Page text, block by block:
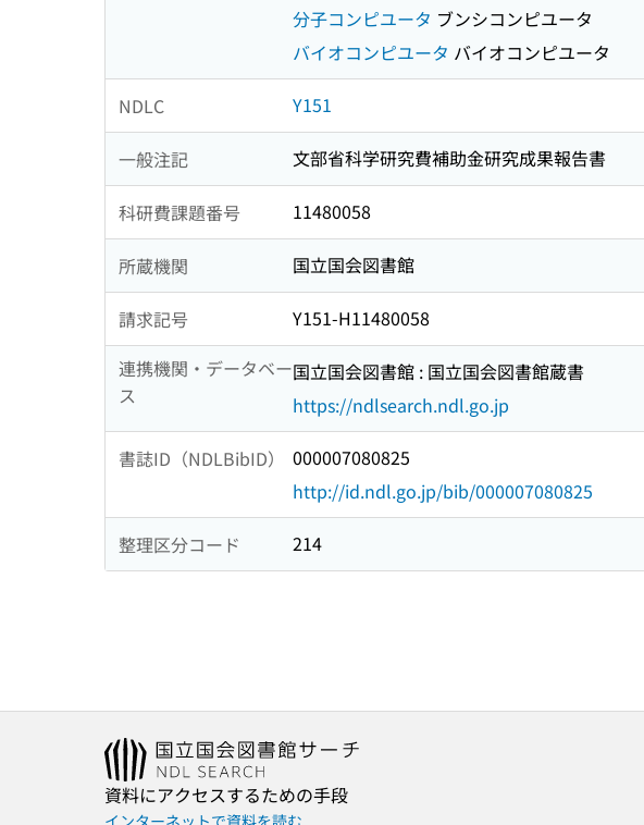
分子コンピユータ ブンシコンピユータ
バイオコンピユータ バイオコンピユータ
NDLC Y151
一般注記 文部省科学研究費補助金研究成果報告書
科研費課題番号 11480058
所蔵機関 国立国会図書館
請求記号
Y151-H11480058
連携機関・データベー
ス
国立国会図書館 : 国立国会図書館蔵書
https://ndlsearch.ndl.go.jp
書誌ID（NDLBibID）
000007080825
http://id.ndl.go.jp/bib/000007080825
整理区分コード 214
資料にアクセスするための手段